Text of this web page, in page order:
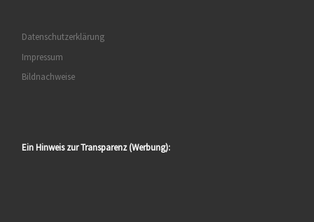
Datenschutzerklärung
Impressum
Bildnachweise
Ein Hinweis zur Transparenz (Werbung):